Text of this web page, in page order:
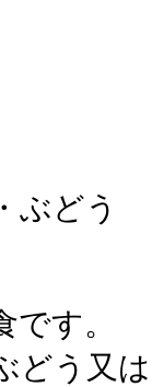
ぶどう
す。
どう又